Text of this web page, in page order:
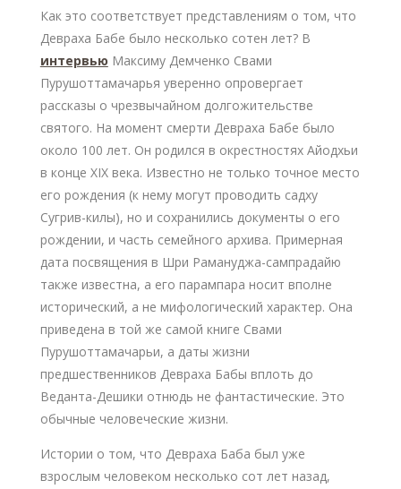
Как это соответствует представлениям о том, что
Девраха Бабе было несколько сотен лет? В
интервью Максиму Демченко Свами
Пурушоттамачарья уверенно опровергает
рассказы о чрезвычайном долгожительстве
святого. На момент смерти Девраха Бабе было
около 100 лет. Он родился в окрестностях Айодхьи
в конце XIX века. Известно не только точное место
его рождения (к нему могут проводить садху
Сугрив-килы), но и сохранились документы о его
рождении, и часть семейного архива. Примерная
дата посвящения в Шри Рамануджа-сампрадайю
также известна, а его парампара носит вполне
исторический, а не мифологический характер. Она
приведена в той же самой книге Свами
Пурушоттамачарьи, а даты жизни
предшественников Девраха Бабы вплоть до
Веданта-Дешики отнюдь не фантастические. Это
обычные человеческие жизни.
Истории о том, что Девраха Баба был уже
взрослым человеком несколько сот лет назад,